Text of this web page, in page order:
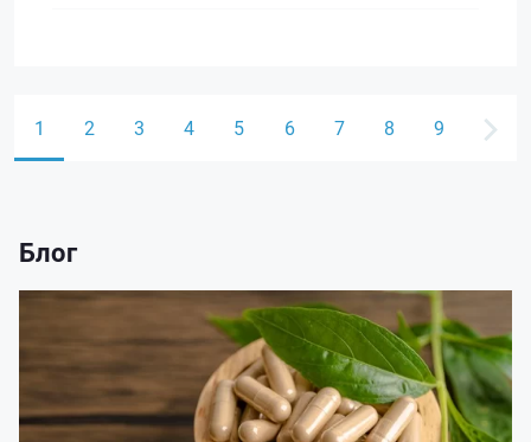
1 2 3 4 5 6 7 8 9
Блог